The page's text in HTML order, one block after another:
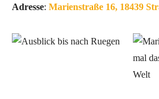
Adresse: Marienstraße 16, 18439